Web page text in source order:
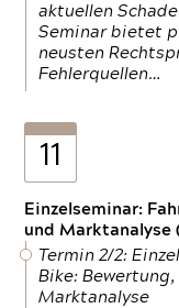
aktuellen
Seminar bietet
neusten
Fehlerquellen…
11
Einzelseminar:
und Marktanalyse
Termin 2/2:
Bike: Bewertung,
Marktanalyse